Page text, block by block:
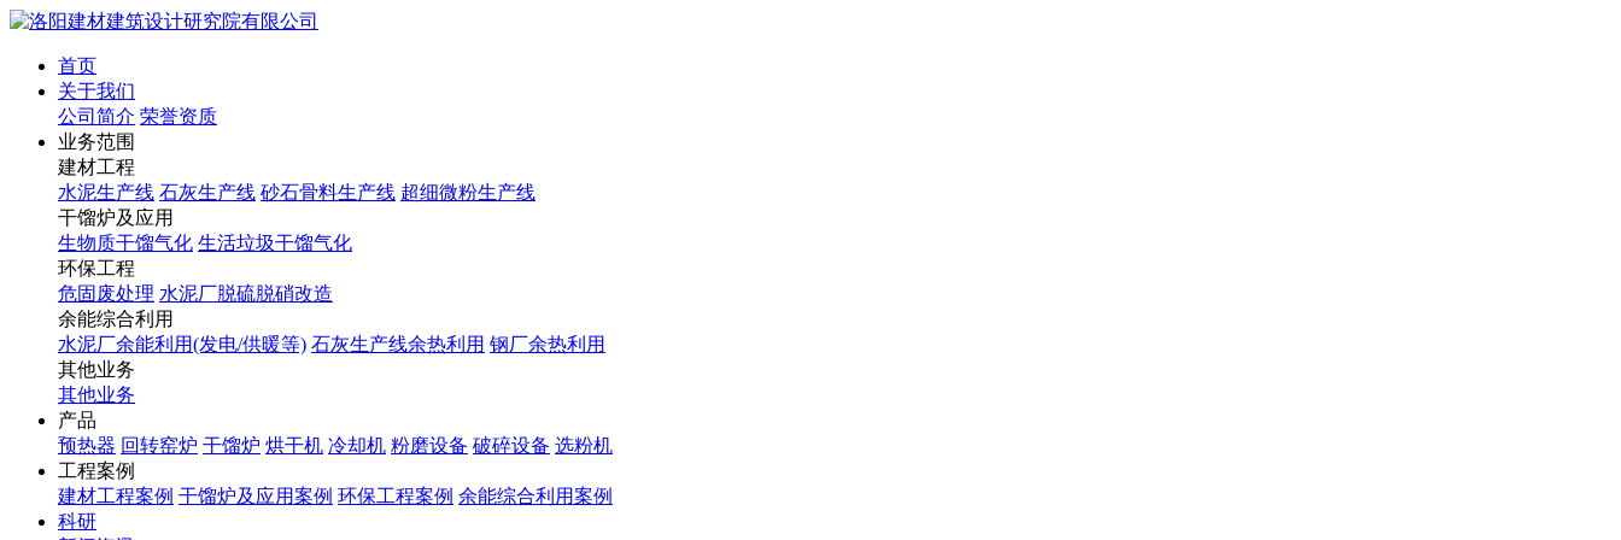
首页
关于我们
公司简介 荣誉资质
业务范围
建材工程
水泥生产线 石灰生产线 砂石骨料生产线 超细微粉生产线
干馏炉及应用
生物质干馏气化 生活垃圾干馏气化
环保工程
危固废处理 水泥厂脱硫脱硝改造
余能综合利用
水泥厂余能利用(发电/供暖等) 石灰生产线余热利用 钢厂余热利用
其他业务
其他业务
产品
预热器 回转窑炉 干馏炉 烘干机 冷却机 粉磨设备 破碎设备 选粉机
工程案例
建材工程案例 干馏炉及应用案例 环保工程案例 余能综合利用案例
科研